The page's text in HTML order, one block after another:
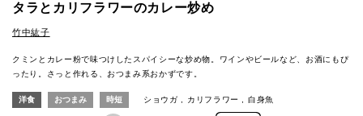
タラとカリフラワーのカレー炒め
竹中紘子
クミンとカレー粉で味つけしたスパイシーな炒め物。ワインやビールなど、お酒にもぴ
ったり。さっと作れる、おつまみ系おかずです。
洋食 おつまみ 時短 ショウガ カリフラワー 白身魚